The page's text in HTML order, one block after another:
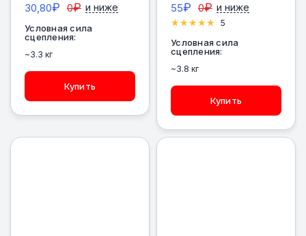
30,80₽ 0₽ и ниже
Условная сила
сцепления:
~3.3 кг
Купить
55₽ 0₽ и ниже
5
Условная сила
сцепления:
~3.8 кг
Купить